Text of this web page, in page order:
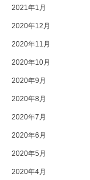
2021年1月
2020年12月
2020年11月
2020年10月
2020年9月
2020年8月
2020年7月
2020年6月
2020年5月
2020年4月